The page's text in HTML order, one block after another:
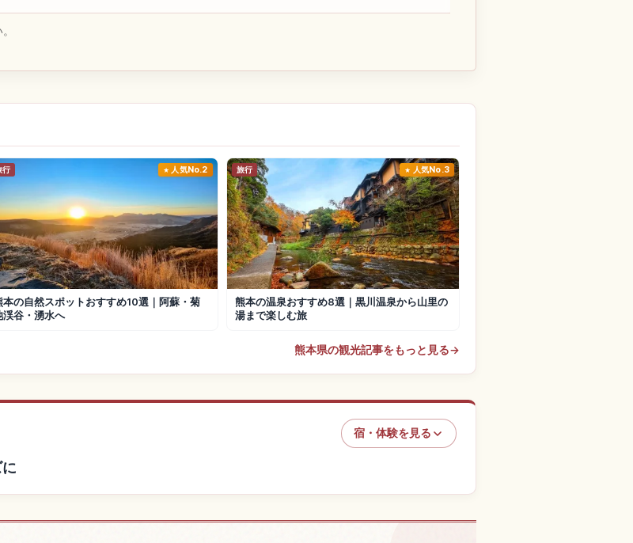
行 人気No.2
本の自然スポットおすすめ10選｜阿蘇・菊
渓谷・湧水へ
旅行 人気No.3
熊本の温泉おすすめ8選｜黒川温泉から山里の
湯まで楽しむ旅
熊本県の観光記事をもっと見る→
宿・体験を見る